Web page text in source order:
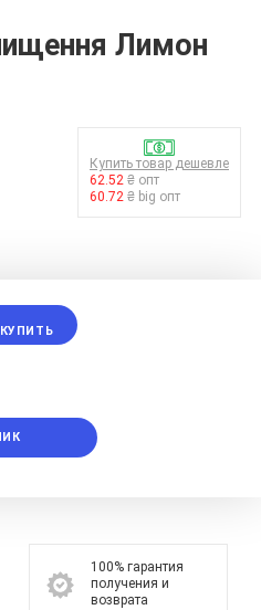
Лимон
Купить товар дешевле
62.52 ₴ опт
60.72 ₴ big опт
КУПИТЬ
100% гарантия
получения и
возврата